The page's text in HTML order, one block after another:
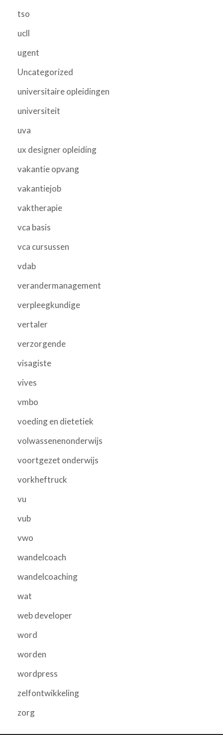
tso
ucll
ugent
Uncategorized
universitaire opleidingen
universiteit
uva
ux designer opleiding
vakantie opvang
vakantiejob
vaktherapie
vca basis
vca cursussen
vdab
verandermanagement
verpleegkundige
vertaler
verzorgende
visagiste
vives
vmbo
voeding en dietetiek
volwassenenonderwijs
voortgezet onderwijs
vorkheftruck
vu
vub
vwo
wandelcoach
wandelcoaching
wat
web developer
word
worden
wordpress
zelfontwikkeling
zorg